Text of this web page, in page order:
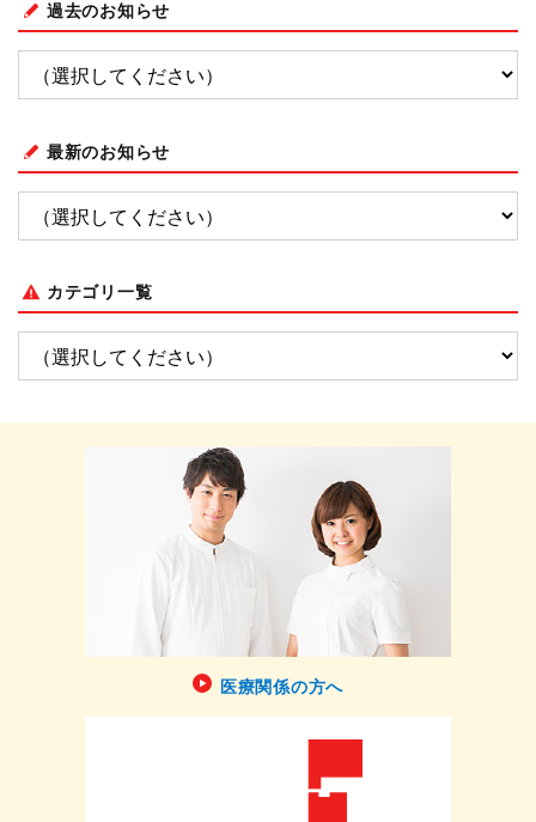
過去のお知らせ
最新のお知らせ
カテゴリ一覧
医療関係の方へ